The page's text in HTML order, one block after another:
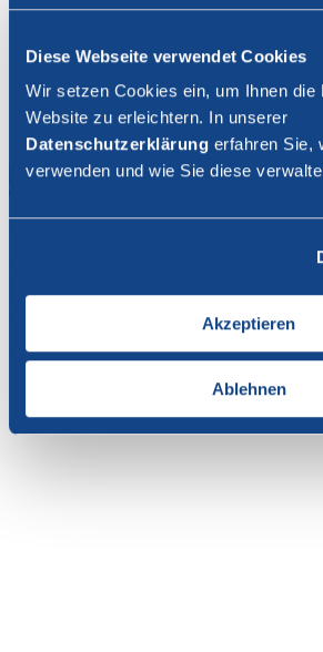
Diese Webseite verwendet Cookies
Wir setzen Cookies ein, um Ihnen die
Website zu erleichtern. In unserer
Datenschutzerklärung erfahren Sie,
verwenden und wie Sie diese
Akzeptieren
Ablehnen
FR
Connexion
Fermer la recherche
En tant que membre de SWISSCOFEL,
connecter avec votre nom d'utilisateur et le
accéder au contenu de cette page.
Si vous n'avez pas encore d'accès, vous
votre login personnel ausecrétariat.